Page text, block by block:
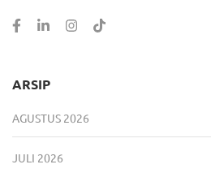
ARSIP
AGUSTUS 2026
JULI 2026